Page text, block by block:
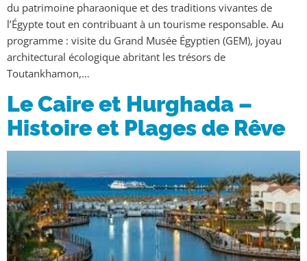
du patrimoine pharaonique et des traditions vivantes de
l’Égypte tout en contribuant à un tourisme responsable. Au
programme : visite du Grand Musée Égyptien (GEM), joyau
architectural écologique abritant les trésors de
Toutankhamon,…
Le Caire et Hurghada –
Histoire et Plages de Rêve